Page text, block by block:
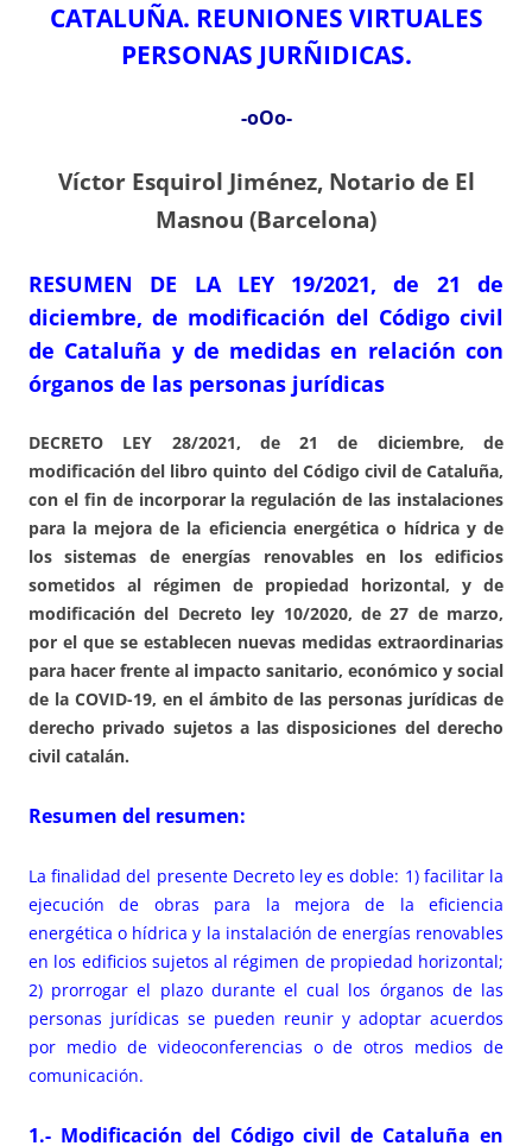
CATALUÑA. REUNIONES VIRTUALES
PERSONAS JURÑIDICAS.
-oOo-
Víctor Esquirol Jiménez, Notario de El
Masnou (Barcelona)
RESUMEN DE LA LEY 19/2021, de 21 de
diciembre, de modificación del Código civil
de Cataluña y de medidas en relación con
órganos de las personas jurídicas
DECRETO LEY 28/2021, de 21 de diciembre, de
modificación del libro quinto del Código civil de Cataluña,
con el fin de incorporar la regulación de las instalaciones
para la mejora de la eficiencia energética o hídrica y de
los sistemas de energías renovables en los edificios
sometidos al régimen de propiedad horizontal, y de
modificación del Decreto ley 10/2020, de 27 de marzo,
por el que se establecen nuevas medidas extraordinarias
para hacer frente al impacto sanitario, económico y social
de la COVID-19, en el ámbito de las personas jurídicas de
derecho privado sujetos a las disposiciones del derecho
civil catalán.
Resumen del resumen:
La finalidad del presente Decreto ley es doble: 1) facilitar la
ejecución de obras para la mejora de la eficiencia
energética o hídrica y la instalación de energías renovables
en los edificios sujetos al régimen de propiedad horizontal;
2) prorrogar el plazo durante el cual los órganos de las
personas jurídicas se pueden reunir y adoptar acuerdos
por medio de videoconferencias o de otros medios de
comunicación.
1.- Modificación del Código civil de Cataluña en